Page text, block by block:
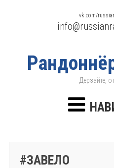
Дерзайте,
vk.com/
#ЗАВЕЛО